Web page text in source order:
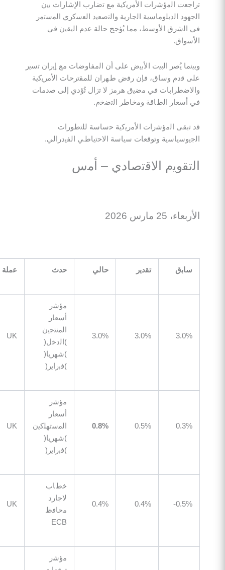
اﻟﻣؤﺷرات اﻷﻣرﯾﻛﯾﺔ ﻣﻊ ﺗﺿﺎرب اﻹﺷﺎرات ﺑﯾن
اﻟدﺑﻠوﻣﺎﺳﯾﺔ اﻟﺟﺎرﯾﺔ واﻟﺗﺻﻌﯾد اﻟﻌﺳﻛري اﻟﻣﺳﺗﻣر
اﻷوﺳط، ﻣﻣﺎ ﯾُؤﺟﺞ ﺣﺎﻟﺔ ﻋدم اﻟﯾﻘﯾن ﻓﻲ
ﯾُﺻر اﻟﺑﯾت اﻷﺑﯾض ﻋﻠﻰ أن اﻟﻣﻔﺎوﺿﺎت ﻣﻊ إﯾران ﺗﺳﯾر
وﺳﺎق، ﻓﺈن رﻓض طﮭران ﻟﻠﻣﻘﺗرﺣﺎت اﻷﻣرﯾﻛﯾﺔ
ﻓﻲ ﻣﺿﯾق ھرﻣز ﻻ ﺗزال ﺗُؤدي إﻟﻰ ﺻدﻣﺎت
اﻟطﺎﻗﺔ وﻣﺧﺎطر اﻟﺗﺿﺧم.
اﻟﻣؤﺷرات اﻷﻣرﯾﻛﯾﺔ ﺣﺳﺎﺳﺔ ﻟﻠﺗطورات
وﺗوﻗﻌﺎت ﺳﯾﺎﺳﺔ اﻻﺣﺗﯾﺎطﻲ اﻟﻔﯾدراﻟﻲ.
اﻻﻗﺗﺻﺎدي – أﻣس
ﺗﻘدﯾر ﺣﺎﻟﻲ ﺣدث ﻋﻣﻠﺔ GMT
3.0%
3.0%
UK
07:00
0.5%
0.8%
اﻟﻣﺳﺗﮭﻠﻛﯾن
UK
07:00
0.4%
0.4%
UK
07:00